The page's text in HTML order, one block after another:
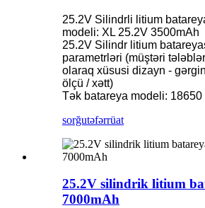
25.2V Silindrli litium
modeli: XL 25.2V 3500mAh
25.2V Silindr litium
parametrləri (müştəri
olaraq xüsusi dizayn -
ölçü / xətt)
Tək batareya modeli: 18650
sorğutəfərrüat
25.2V silindrik litium
7000mAh